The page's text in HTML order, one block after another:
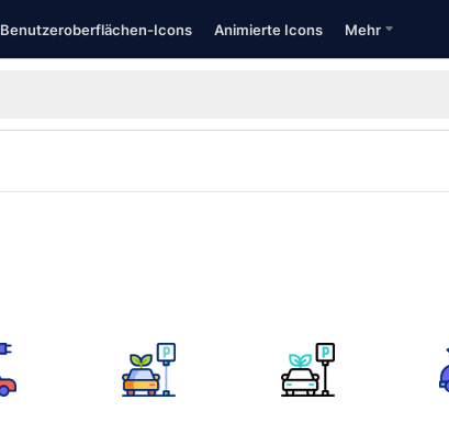
Benutzeroberflächen-Icons Animierte Icons Mehr